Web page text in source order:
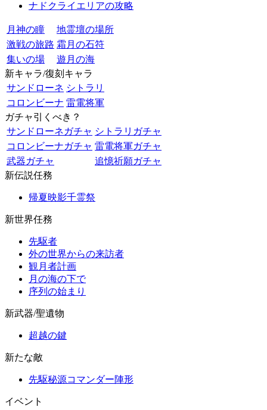
ナドクライエリアの攻略
月神の瞳
地霊壇の場所
激戦の旅路 霜月の石符
集いの場
遊月の海
新キャラ/復刻キャラ
サンドローネ シトラリ
コロンビーナ 雷電将軍
ガチャ引くべき？
サンドローネガチャ シトラリガチャ
コロンビーナガチャ 雷電将軍ガチャ
武器ガチャ
追憶祈願ガチャ
新伝説任務
帰夏映影千霊祭
新世界任務
先駆者
外の世界からの来訪者
観月者計画
月の海の下で
序列の始まり
新武器/聖遺物
超越の鍵
新たな敵
先駆秘源コマンダー陣形
イベント